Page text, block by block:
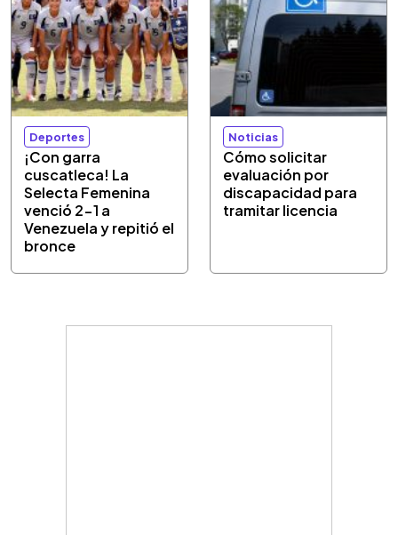
Deportes
¡Con garra
cuscatleca! La
Selecta Femenina
venció 2-1 a
Venezuela y repitió el
bronce
Noticias
Cómo solicitar
evaluación por
discapacidad para
tramitar licencia